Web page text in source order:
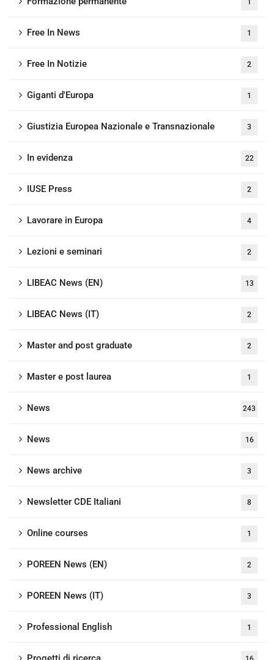
Free In News 1
Free In Notizie 2
Giganti d'Europa 1
Giustizia Europea Nazionale e Transnazionale 3
In evidenza 22
IUSE Press 2
Lavorare in Europa 4
Lezioni e seminari 2
LIBEAC News (EN) 13
LIBEAC News (IT) 2
Master and post graduate 2
Master e post laurea 1
News 243
News 16
News archive 3
Newsletter CDE Italiani 8
Online courses 1
POREEN News (EN) 2
POREEN News (IT) 3
Professional English 1